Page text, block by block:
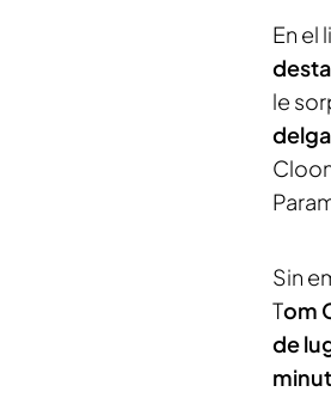
En el
le
Sin
Tom
de